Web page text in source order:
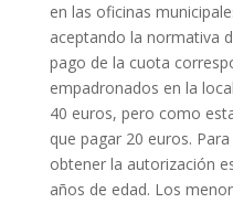
en las oficinas
aceptando la normativa
pago de la cuota
empadronados en la
40 euros, pero como
que pagar 20 euros.
obtener la autorización
años de edad. Los